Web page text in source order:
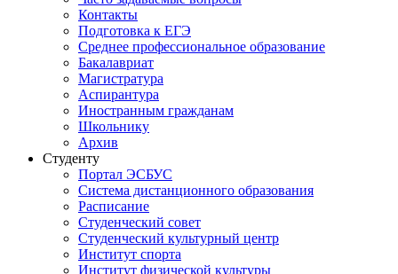
Контакты
Подготовка к ЕГЭ
Среднее профессиональное образование
Бакалавриат
Магистратура
Аспирантура
Иностранным гражданам
Школьнику
Архив
Студенту
Портал ЭСБУС
Система дистанционного образования
Расписание
Студенческий совет
Студенческий культурный центр
Институт спорта
Институт физической культуры